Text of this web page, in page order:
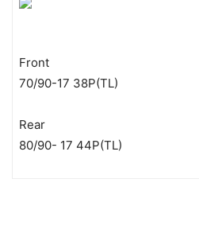
Front
70/90-17 38P(TL)
Rear
80/90- 17 44P(TL)